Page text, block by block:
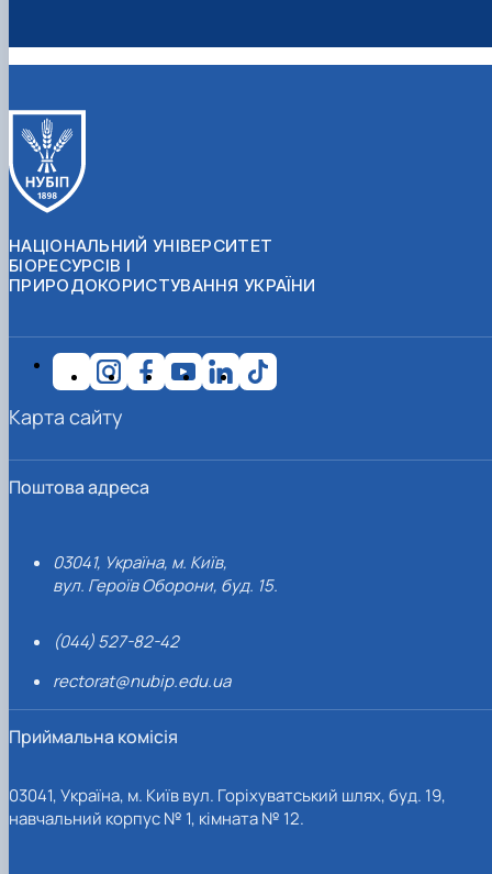
НАЦІОНАЛЬНИЙ УНІВЕРСИТЕТ
БІОРЕСУРСІВ І
ПРИРОДОКОРИСТУВАННЯ УКРАЇНИ
Поштова адреса
03041, Україна, м. Київ,
вул. Героїв Оборони, буд. 15.
(044) 527-82-42
rectorat@nubip.edu.ua
Приймальна комісія
03041, Україна, м. Київ вул. Горіхуватський шлях, буд. 19,
навчальний корпус № 1, кімната № 12.
Карта сайту